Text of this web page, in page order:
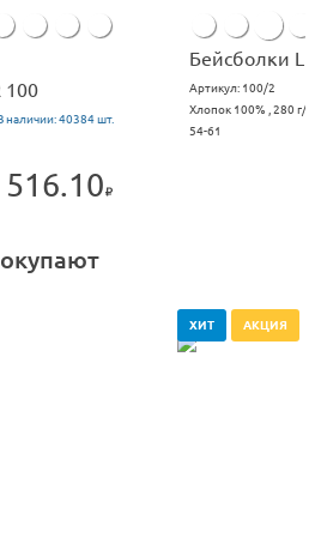
100
наличии:40384 шт.
516.10
Бейсболки
Артикул: 100/2
Хлопок 100% , 280 г/м
54-61
ХИТ АКЦИЯ